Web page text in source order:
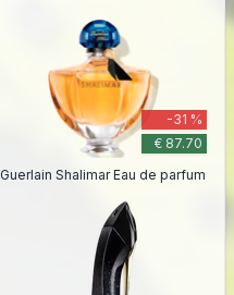
-31 %
€ 87.70
Guerlain Shalimar Eau de parfum